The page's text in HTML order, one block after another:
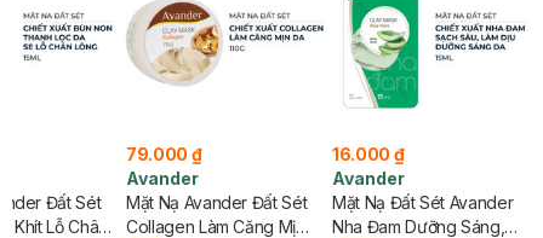
Đất Sét
Khít Lỗ Chân
79.000 ₫
Avander
Mặt Nạ Avander Đất Sét
Collagen Làm Căng Mịn
16.000 ₫
Avander
Mặt Nạ Đất Sét Avander
Nha Đam Dưỡng Sáng,